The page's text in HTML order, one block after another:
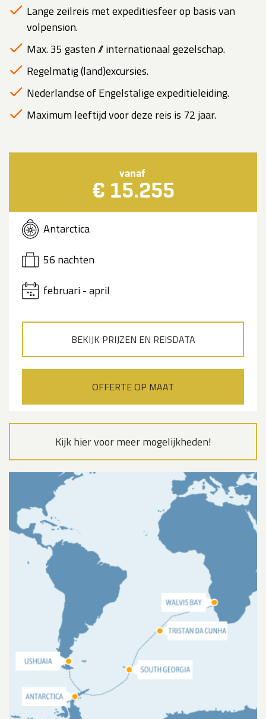
Lange zeilreis met expeditiesfeer op basis van
volpension.
Max. 35 gasten // internationaal gezelschap.
Regelmatig (land)excursies.
Nederlandse of Engelstalige expeditieleiding.
Maximum leeftijd voor deze reis is 72 jaar.
vanaf
€ 15.255
Antarctica
56 nachten
februari - april
BEKIJK PRIJZEN EN REISDATA
OFFERTE OP MAAT
Kijk hier voor meer mogelijkheden!